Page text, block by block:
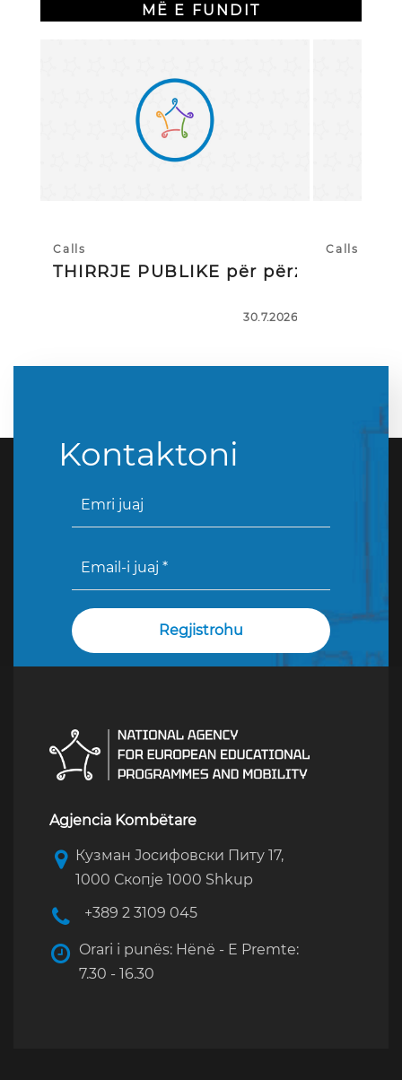
MË E FUNDIT
Calls
THIRRJE PUBLIKE për përzgjedhj
30.7.2026
Calls
Kontaktoni
Agjencia Kombëtare
Кузман Јосифовски Питу 17,
1000 Скопје 1000 Shkup
+389 2 3109 045
Orari i punës: Hënë - E Premte:
7.30 - 16.30